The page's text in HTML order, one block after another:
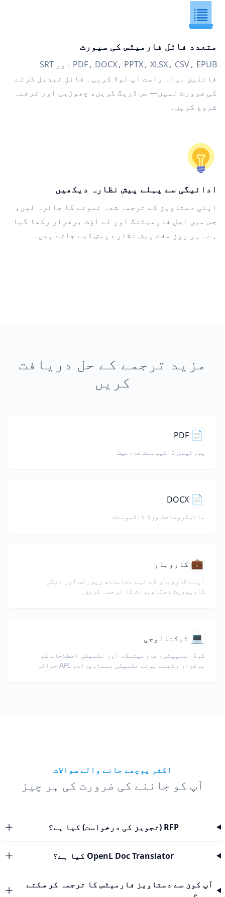
متعدد فائل فارمیٹس کی سپورٹ
PDF، DOCX، PPTX، XLSX، CSV، EPUB اور SRT
فائلیں براہ راست اپ لوڈ کریں۔ فائل تبدیل کرنے
کی ضرورت نہیں—بس ڈریگ کریں، چھوڑیں اور ترجمہ
شروع کریں۔
ادائیگی سے پہلے پیش نظارہ دیکھیں
اپنی دستاویز کے ترجمہ شدہ نمونے کا جائزہ لیں،
جس میں اصل فارمیٹنگ اور لے آؤٹ برقرار رکھا گیا
ہے۔ ہر روز مفت پیش نظارے پیش کیے جاتے ہیں۔
مزید ترجمے کے حل دریافت
کریں
📄
PDF
پورٹیبل ڈاکیومنٹ فارمیٹ
📄
DOCX
مائیکروسافٹ ورڈ ڈاکیومنٹ
💼 کاروبار
اپنے کاروبار کے لیے معاہدے، رپورٹس اور دیگر
کارپوریٹ دستاویزات کا ترجمہ کریں۔
💻 ٹیکنالوجی
کوڈ اسنیپٹس، فارمیٹنگ، اور تکنیکی اصطلاحات کو
برقرار رکھتے ہوئے تکنیکی دستاویزات، API حوالہ
اکثر پوچھے جانے والے سوالات
آپ کو جاننے کی ضرورت کی ہر چیز
RFP (تجویز کی درخواست) کیا ہے؟
OpenL Doc Translator کیا ہے؟
آپ کون سے دستاویز فارمیٹس کا ترجمہ کر سکتے